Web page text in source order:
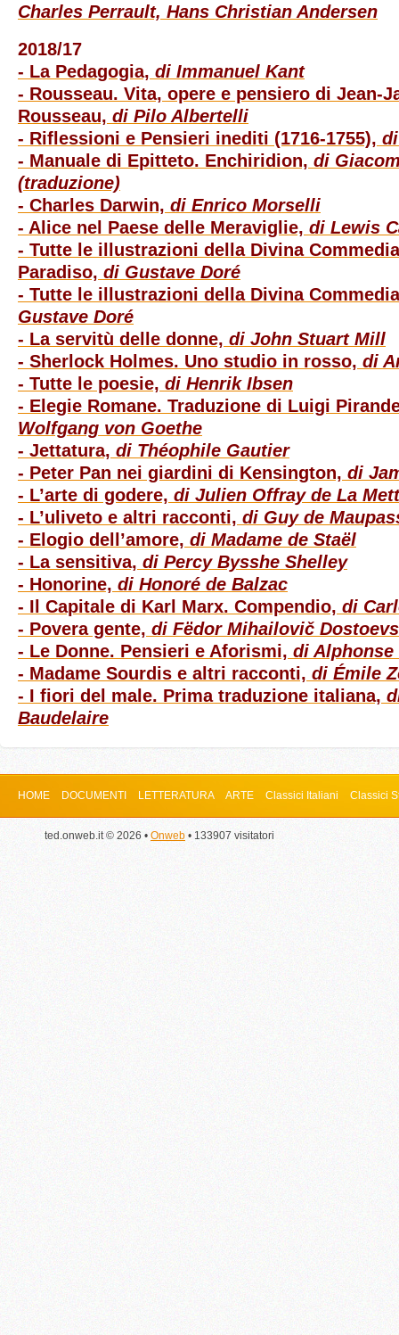
Charles Perrault, Hans Christian Andersen
2018/17
- La Pedagogia, di Immanuel Kant
- Rousseau. Vita, opere e pensiero di Jean-
Rousseau, di Pilo Albertelli
- Riflessioni e Pensieri inediti (1716-1755),
- Manuale di Epitteto. Enchiridion, di
(traduzione)
- Charles Darwin, di Enrico Morselli
- Alice nel Paese delle Meraviglie, di Lewis
- Tutte le illustrazioni della Divina
Paradiso, di Gustave Doré
- Tutte le illustrazioni della Divina
Gustave Doré
- La servitù delle donne, di John Stuart Mill
- Sherlock Holmes. Uno studio in rosso, di
- Tutte le poesie, di Henrik Ibsen
- Elegie Romane. Traduzione di Luigi
Wolfgang von Goethe
- Jettatura, di Théophile Gautier
- Peter Pan nei giardini di Kensington, di
- L’arte di godere, di Julien Offray de La
- L’uliveto e altri racconti, di Guy de
- Elogio dell’amore, di Madame de Staël
- La sensitiva, di Percy Bysshe Shelley
- Honorine, di Honoré de Balzac
- Il Capitale di Karl Marx. Compendio, di
- Povera gente, di Fëdor Mihailovič
- Le Donne. Pensieri e Aforismi, di Alphonse
- Madame Sourdis e altri racconti, di Émile
- I fiori del male. Prima traduzione italiana,
Baudelaire
HOME DOCUMENTI LETTERATURA ARTE Classici Italiani Classici
ted.onweb.it © 2026 • Onweb • 133907 visitatori